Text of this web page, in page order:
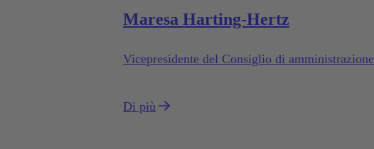
Maresa Harting-Hertz
Vicepresidente del Consiglio di amministrazione
Di più